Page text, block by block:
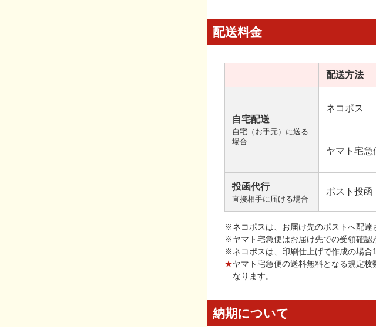
配送料金
配送方法
自宅配送
自宅（お手元）に送る
場合
ネコポス
ヤマト宅急
投函代行
直接相手に届ける場合
ポスト投函
※ネコポスは、お届け先のポストへ配達
※ヤマト宅急便はお届け先での受領確認
※ネコポスは、印刷仕上げで作成の場合
★ヤマト宅急便の送料無料となる規定
なります。
納期について